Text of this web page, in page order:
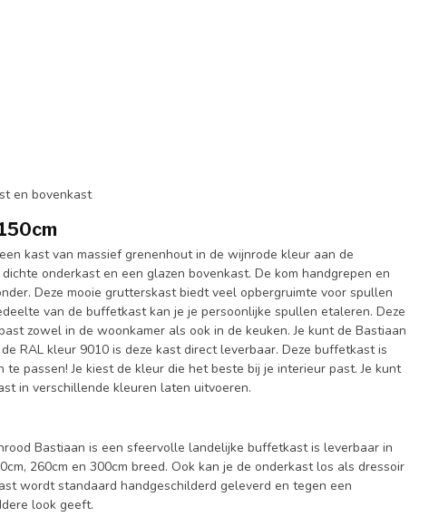
en bovenkast
kast van massief grenenhout in de wijnrode kleur aan de
onderkast en een glazen bovenkast. De kom handgrepen en
Deze mooie grutterskast biedt veel opbergruimte voor spullen
van de buffetkast kan je je persoonlijke spullen etaleren. Deze
zowel in de woonkamer als ook in de keuken. Je kunt de Bastiaan
RAL kleur 9010 is deze kast direct leverbaar. Deze buffetkast is
passen! Je kiest de kleur die het beste bij je interieur past. Je kunt
in verschillende kleuren laten uitvoeren.
Bastiaan is een sfeervolle landelijke buffetkast is leverbaar in
260cm en 300cm breed. Ook kan je de onderkast los als dressoir
wordt standaard handgeschilderd geleverd en tegen een
look geeft.